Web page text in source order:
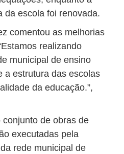
da escola foi renovada.
comentou as melhorias
realizando
municipal de ensino
a estrutura das escolas
da educação.”,
de obras de
executadas pela
rede municipal de